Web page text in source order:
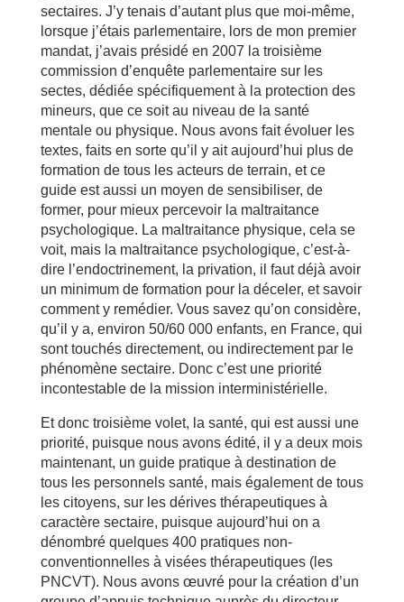
sectaires. J’y tenais d’autant plus que moi-même,
lorsque j’étais parlementaire, lors de mon premier
mandat, j’avais présidé en 2007 la troisième
commission d’enquête parlementaire sur les
sectes, dédiée spécifiquement à la protection des
mineurs, que ce soit au niveau de la santé
mentale ou physique. Nous avons fait évoluer les
textes, faits en sorte qu’il y ait aujourd’hui plus de
formation de tous les acteurs de terrain, et ce
guide est aussi un moyen de sensibiliser, de
former, pour mieux percevoir la maltraitance
psychologique. La maltraitance physique, cela se
voit, mais la maltraitance psychologique, c’est-à-
dire l’endoctrinement, la privation, il faut déjà avoir
un minimum de formation pour la déceler, et savoir
comment y remédier. Vous savez qu’on considère,
qu’il y a, environ 50/60 000 enfants, en France, qui
sont touchés directement, ou indirectement par le
phénomène sectaire. Donc c’est une priorité
incontestable de la mission interministérielle.
Et donc troisième volet, la santé, qui est aussi une
priorité, puisque nous avons édité, il y a deux mois
maintenant, un guide pratique à destination de
tous les personnels santé, mais également de tous
les citoyens, sur les dérives thérapeutiques à
caractère sectaire, puisque aujourd’hui on a
dénombré quelques 400 pratiques non-
conventionnelles à visées thérapeutiques (les
PNCVT). Nous avons œuvré pour la création d’un